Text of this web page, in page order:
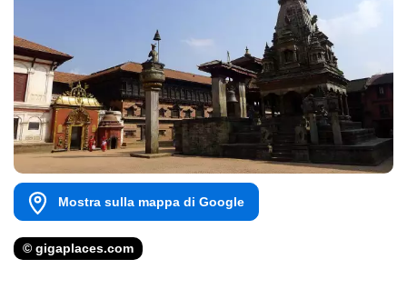
Mostra sulla mappa di Google
© gigaplaces.com